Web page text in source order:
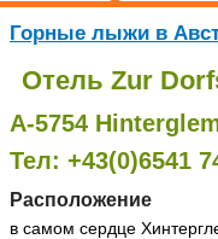
Горные лыжи в
Отель Zur
А-5754
Тел: +43(0)6541
Расположение
в самом сердце